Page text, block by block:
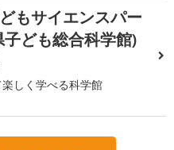
もサイエンスパー
ども総合科学館)
しく学べる科学館